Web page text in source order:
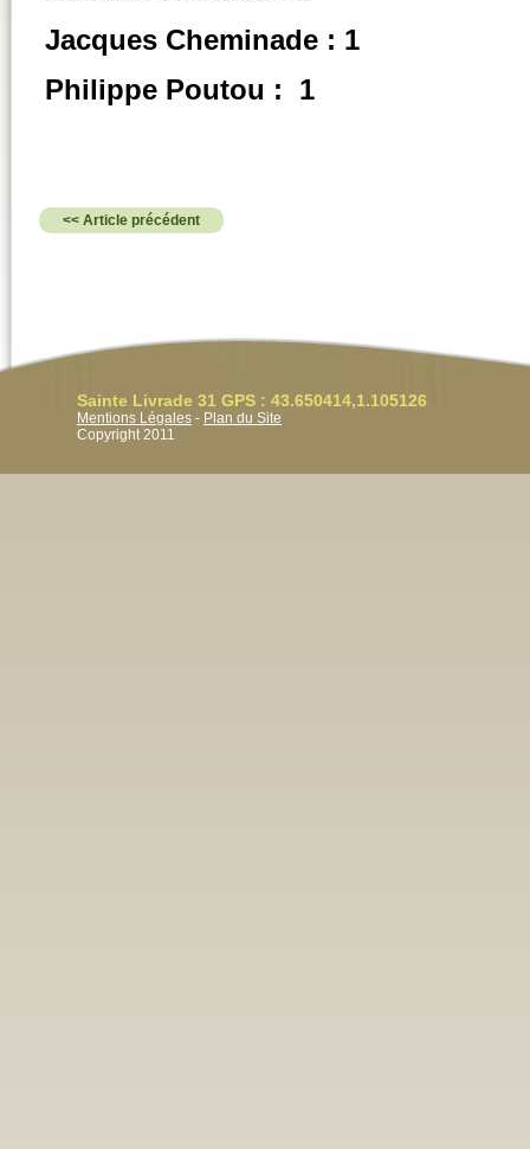
Jacques Cheminade : 1
Philippe Poutou : 1
<< Article précédent
Sainte Livrade 31 GPS : 43.650414,1.105126
Mentions Légales - Plan du Site
Copyright 2011